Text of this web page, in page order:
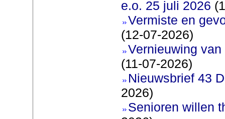
e.o. 25 juli 2026
Vermiste en
(12-07-2026)
Vernieuwing
(11-07-2026)
Nieuwsbrief 43
2026)
Senioren willen